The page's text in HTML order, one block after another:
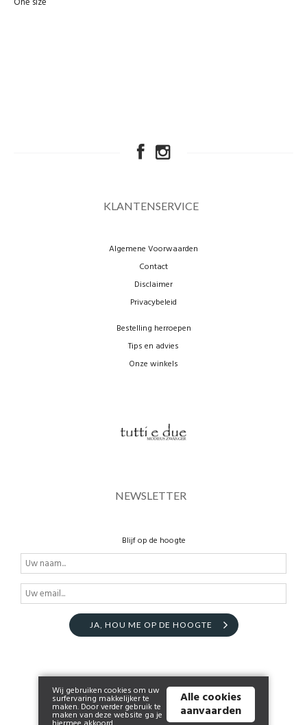
KLANTENSERVICE
Algemene Voorwaarden
Contact
Disclaimer
Privacybeleid
Bestelling herroepen
Tips en advies
Onze winkels
NEWSLETTER
Blijf op de hoogte
JA, HOU ME OP DE HOOGTE
Wij gebruiken cookies om uw
surfervaring makkelijker te
maken. Door verder gebruik te
maken van deze website ga je
Alle cookies
aanvaarden